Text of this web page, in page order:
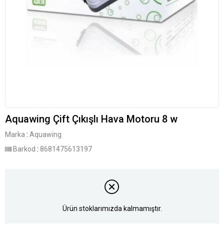
Aquawing Çift Çıkışlı Hava Motoru 8 w
Marka : Aquawing
Barkod : 8681475613197
Ürün stoklarımızda kalmamıştır.